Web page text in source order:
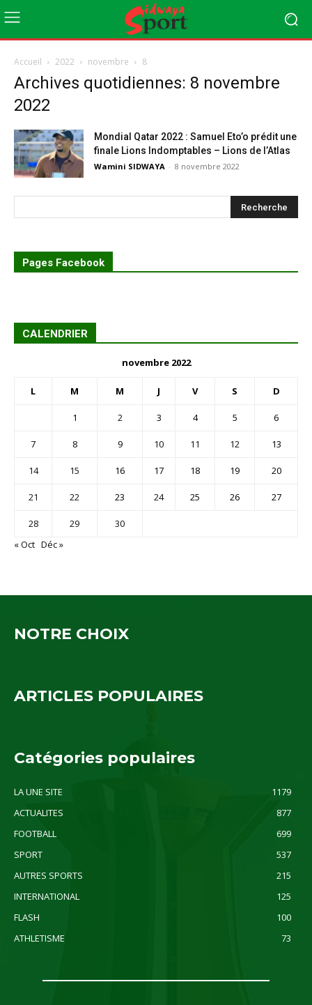
Accueil 2022 novembre 8
Archives quotidiennes: 8 novembre
2022
Mondial Qatar 2022 : Samuel Eto’o prédit une
finale Lions Indomptables – Lions de l’Atlas
Wamini SIDWAYA - 8 novembre 2022
Pages Facebook
CALENDRIER
novembre 2022
L M M J V S D
1 2 3 4 5 6
7 8 9 10 11 12 13
14 15 16 17 18 19 20
21 22 23 24 25 26 27
28 29
30
« Oct Déc »
NOTRE CHOIX
ARTICLES POPULAIRES
Catégories populaires
LA UNE SITE
1179
ACTUALITES
877
FOOTBALL
699
SPORT
537
AUTRES SPORTS
215
INTERNATIONAL
125
FLASH
100
ATHLETISME
73